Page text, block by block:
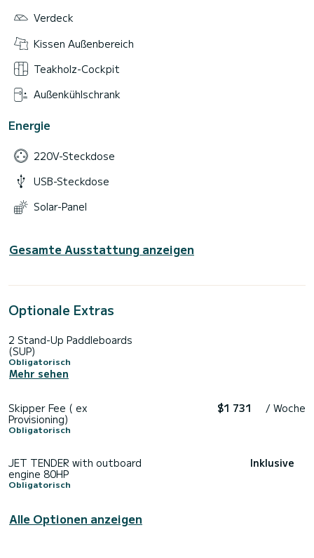
Verdeck
Kissen Außenbereich
Teakholz-Cockpit
Außenkühlschrank
Energie
220V-Steckdose
USB-Steckdose
Solar-Panel
Gesamte Ausstattung anzeigen
Optionale Extras
2 Stand-Up Paddleboards
(SUP)
Obligatorisch
Mehr sehen
Skipper Fee ( ex
Provisioning)
Obligatorisch
$1 731 / Woche
JET TENDER with outboard
engine 80HP
Obligatorisch
Inklusive
Alle Optionen anzeigen